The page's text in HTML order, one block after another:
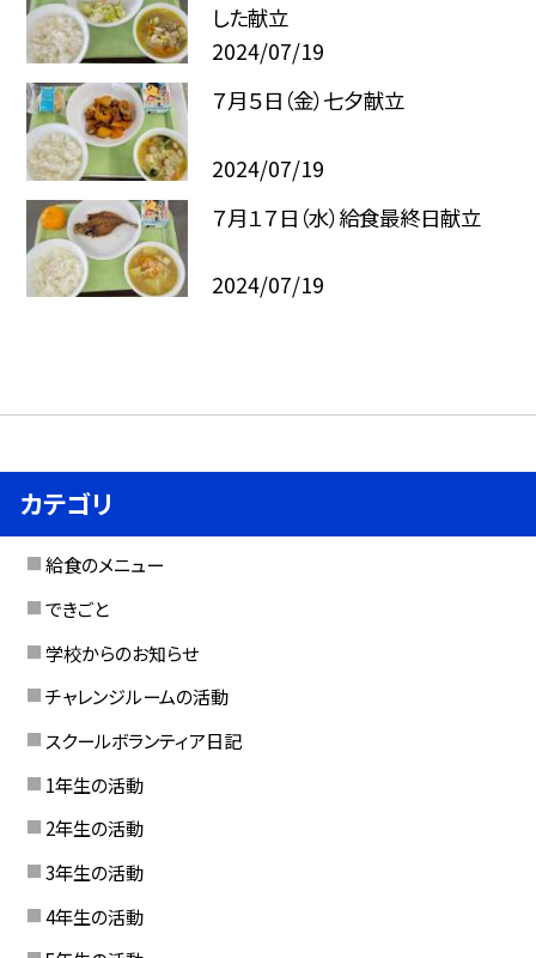
した献立
2024/07/19
７月５日（金）七夕献立
2024/07/19
７月１７日（水）給食最終日献立
2024/07/19
カテゴリ
給食のメニュー
できごと
学校からのお知らせ
チャレンジルームの活動
スクールボランティア日記
1年生の活動
2年生の活動
3年生の活動
4年生の活動